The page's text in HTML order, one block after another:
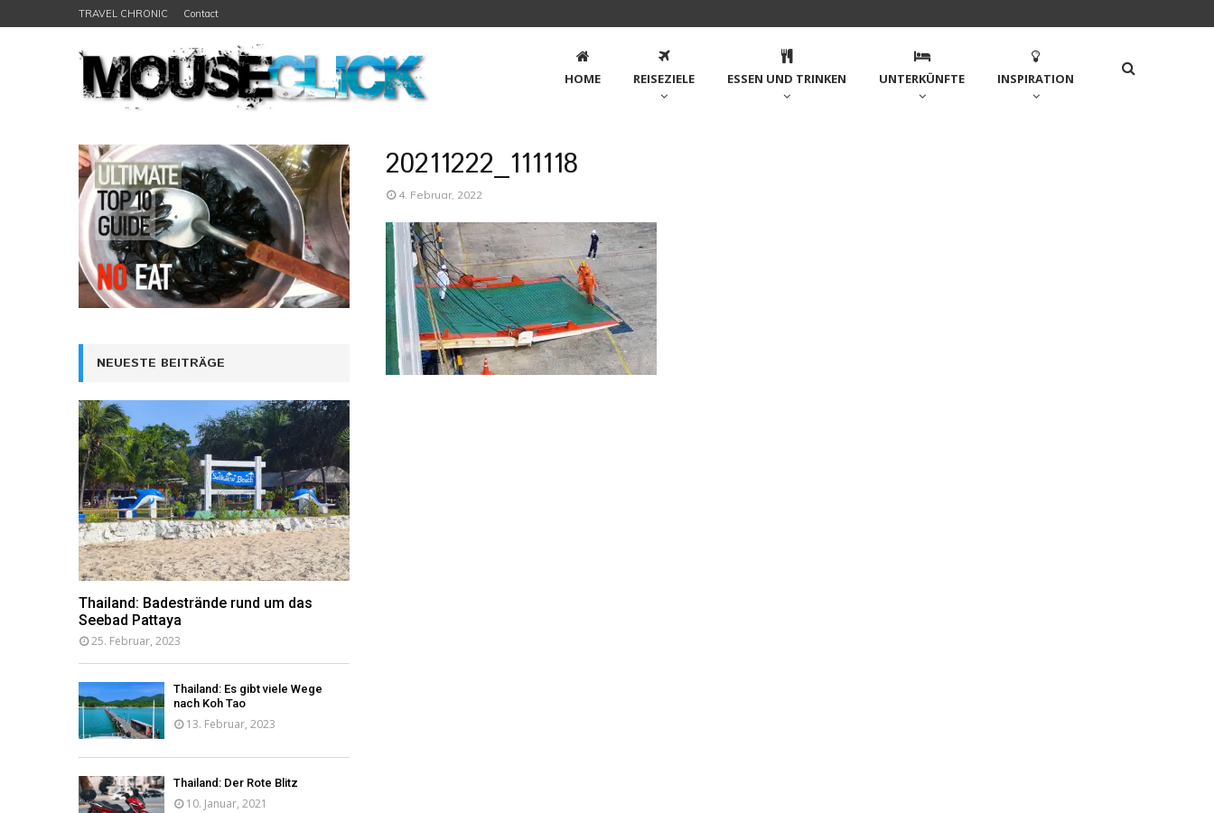
TRAVEL CHRONIC Contact
HOME REISEZIELE ESSEN UND TRINKEN UNTERKÜNFTE INSPIRATION
20211222_111118
4. Februar, 2022
NEUESTE BEITRÄGE
Thailand: Badestrände rund um das
Seebad Pattaya
25. Februar, 2023
Thailand: Es gibt viele Wege
nach Koh Tao
13. Februar, 2023
Thailand: Der Rote Blitz
10. Januar, 2021